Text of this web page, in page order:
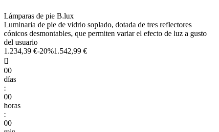
Lámparas de pie B.lux
Luminaria de pie de vidrio soplado, dotada de tres reflectores
cónicos desmontables, que permiten variar el efecto de luz a gusto
del usuario
1.234,39 €-20%1.542,99 €

00
días
:
00
horas
:
00